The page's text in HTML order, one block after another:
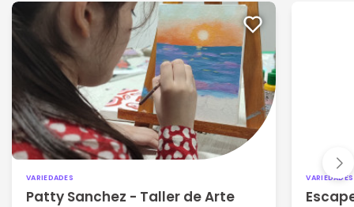
VARIEDADES
Patty Sanchez - Taller de Arte
VARIEDADES